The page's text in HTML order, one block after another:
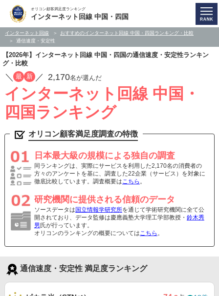
オリコン顧客満足度ランキング
インターネット回線 中国・四国
インターネット回線
おすすめのインターネット回線 中国・四国ランキング・比較
通信速度・安定性
【2026年】インターネット回線 中国・四国の通信速度・安定性ランキン
グ・比較
／ 最 新 ／ 2,170名が選んだ
インターネット回線 中国・
四国ランキング
オリコン顧客満足度調査の特徴
日本最大級の規模による独自の調査
同ランキングは、実際にサービスを利用した2,170名の消費者の
方々のアンケートを基に、調査した22企業（サービス）を対象に
徹底比較しています。調査概要はこちら 。
研究機関に提供される信頼のデータ
ソースデータは 国立情報学研究所を通じて学術研究機関に全て公
開されており、データ監修は慶應義塾大学理工学部教授・ 鈴木秀
男 氏が行っています。
オリコンのランキングの概要についてはこちら 。
通信速度・安定性 満足度ランキング